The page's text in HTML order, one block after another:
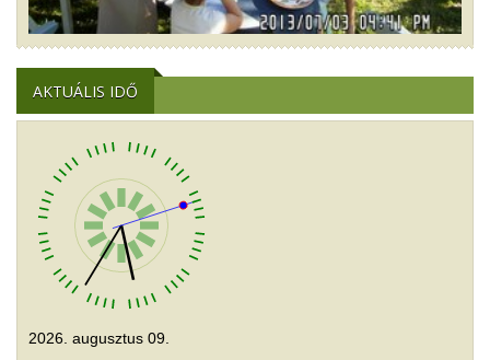
AKTUÁLIS IDŐ
2026. augusztus 09.